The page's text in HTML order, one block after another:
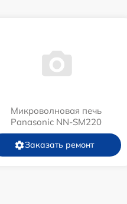
Микроволновая печь
Panasonic NN-SM220
Заказать ремонт